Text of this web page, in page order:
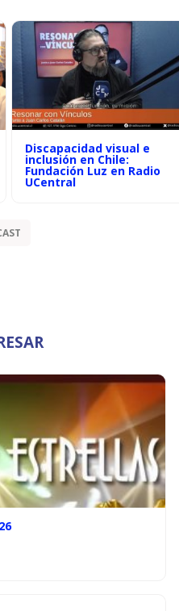
Discapacidad visual e
inclusión en Chile:
Fundación Luz en Radio
UCentral